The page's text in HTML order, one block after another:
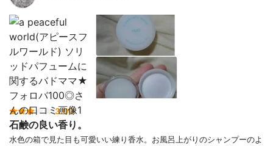
3.00
石鹸の良い香り。
水色の箱で見た目も可愛いい練り香水。お風呂上がりのシャンプーのよ